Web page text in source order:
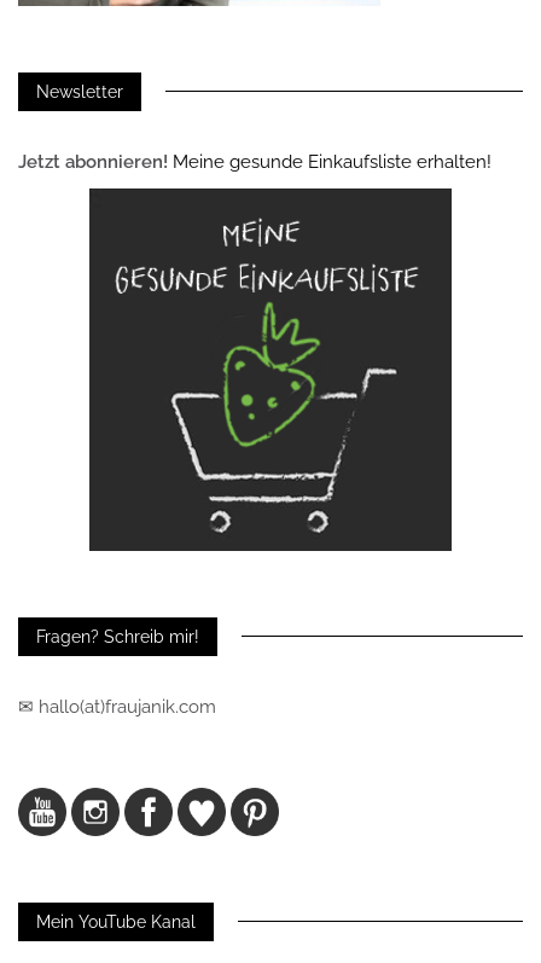
Newsletter
Jetzt abonnieren! Meine gesunde Einkaufsliste erhalten!
Fragen? Schreib mir!
✉ hallo(at)fraujanik.com
Mein YouTube Kanal